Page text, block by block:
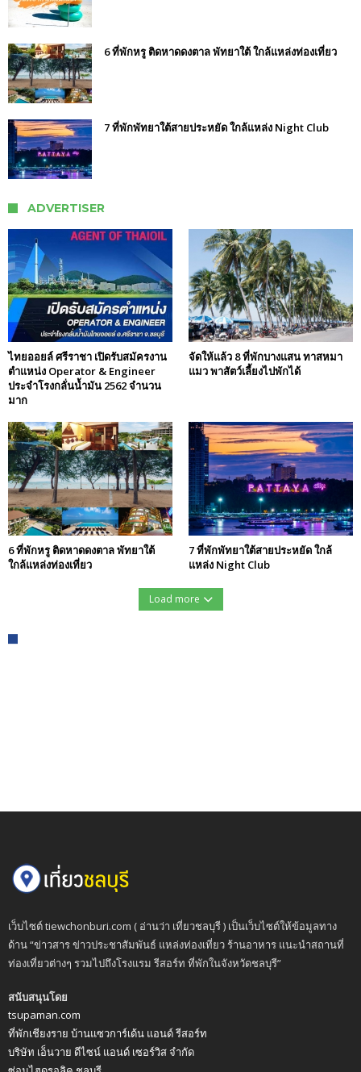
6 ที่พักหรู ติดหาดดงตาล พัทยาใต้ ใกล้แหล่งท่องเที่ยว
7 ที่พักพัทยาใต้สายประหยัด ใกล้แหล่ง Night Club
ADVERTISER
ไทยออยล์ ศรีราชา เปิดรับสมัครงาน
ตำแหน่ง Operator & Engineer
ประจำโรงกลั่นน้ำมัน 2562 จำนวน
มาก
จัดให้แล้ว 8 ที่พักบางแสน ทาสหมา
แมว พาสัตว์เลี้ยงไปพักได้
6 ที่พักหรู ติดหาดดงตาล พัทยาใต้
ใกล้แหล่งท่องเที่ยว
7 ที่พักพัทยาใต้สายประหยัด ใกล้
แหล่ง Night Club
Load more
เว็บไซต์ tiewchonburi.com ( อ่านว่า เที่ยวชลบุรี ) เป็นเว็บไซต์ให้ข้อมูลทาง
ด้าน “ข่าวสาร ข่าวประชาสัมพันธ์ แหล่งท่องเที่ยว ร้านอาหาร แนะนำสถานที่
ท่องเที่ยวต่างๆ รวมไปถึงโรงแรม รีสอร์ท ที่พักในจังหวัดชลบุรี”
สนับสนุนโดย
tsupaman.com
ที่พักเชียงราย บ้านแซวการ์เด้น แอนด์ รีสอร์ท
บริษัท เอ็นวาย ดีไซน์ แอนด์ เซอร์วิส จำกัด